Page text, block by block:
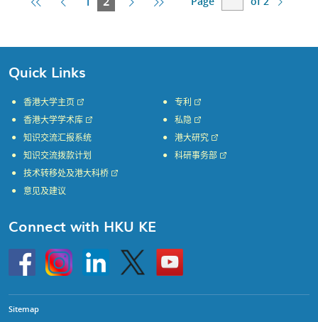
1 2
Quick Links
香港大学主页
香港大学学术库
知识交流汇报系统
知识交流拨款计划
专利
私隐
港大研究
科研事务部
技术转移处及港大科桥
意见及建议
Connect with HKU KE
HKU
InstagramLinkedin Twitter
Go
to
HKU
Sitemap